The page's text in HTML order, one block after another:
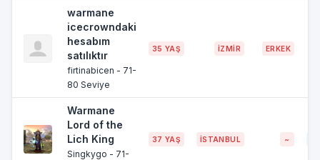
warmane
icecrowndaki
hesabım
satılıktır
firtinabicen - 71-
80 Seviye
35 YAŞ İZMİR ERKEK
Warmane
Lord of the
Lich King
Singkygo - 71-
37 YAŞ İSTANBUL ~